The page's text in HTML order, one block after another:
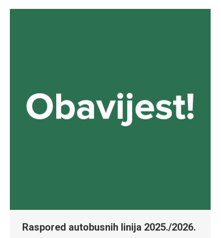
Raspored autobusnih linija 2025./2026.